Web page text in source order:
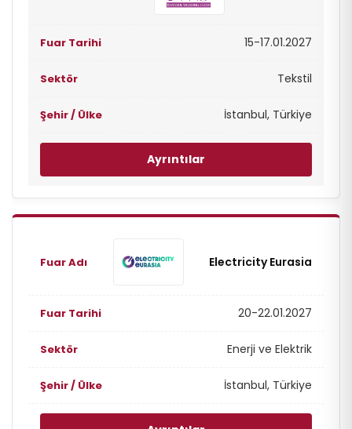
15-17.01.2027
Tekstil
İstanbul, Türkiye
Ayrıntılar
Electricity Eurasia
20-22.01.2027
Enerji ve Elektrik
İstanbul, Türkiye